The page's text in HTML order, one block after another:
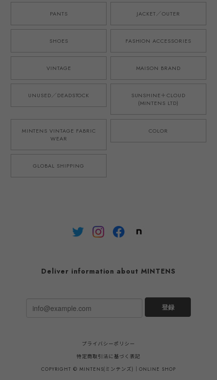
W31~33・実寸
W34~36
寸W34~36
PANTS JACKET／OUTER
SHOES FASHION ACCESSORIES
VINTAGE MAISON BRAND
UNUSED／DEADSTOCK
SUNSHINE＋CLOUD
(MINTENS LTD)
MINTENS VINTAGE FABRIC
WEAR
COLOR
GLOBAL SHIPPING
Deliver information about MINTENS
登録
プライバシーポリシー
特定商取引法に基づく表記
COPYRIGHT © MINTENS(ミンテンズ)｜ONLINE SHOP